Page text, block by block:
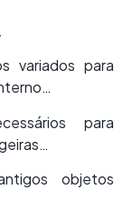
variados para
para
objetos